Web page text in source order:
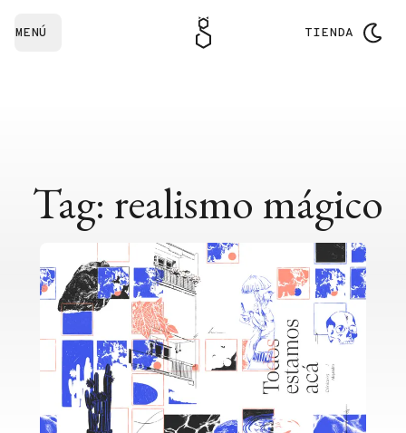
MENÚ TIENDA
Tag: realismo mágico